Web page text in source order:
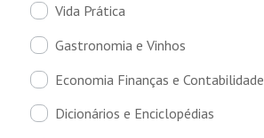
Vida Prática
Gastronomia e Vinhos
Economia Finanças e Contabilidade
Dicionários e Enciclopédias